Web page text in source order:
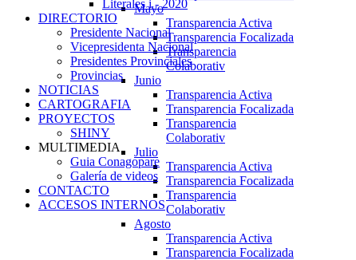
Mayo
Transparencia Activa
Transparencia Focalizada
Transparencia
Colaborativ
Junio
Transparencia Activa
Transparencia Focalizada
Transparencia
Colaborativ
Julio
Transparencia Activa
Transparencia Focalizada
Transparencia
Colaborativ
Agosto
Transparencia Activa
Transparencia Focalizada
Literales i - 2020
DIRECTORIO
Presidente Nacional
Vicepresidenta Nacional
Presidentes Provinciales
Provincias
NOTICIAS
CARTOGRAFIA
PROYECTOS
SHINY
MULTIMEDIA
Guia Conagopare
Galería de videos
CONTACTO
ACCESOS INTERNOS